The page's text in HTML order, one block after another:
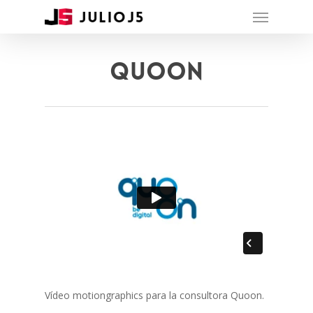
Quoon
Vídeo motiongraphics para la consultora Quoon.